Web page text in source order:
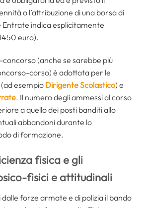
o l’attribuzione di una borsa di
Entrate indica esplicitamente
euro).
(anche se sarebbe più
corso) è adottata per le
esempio Dirigente Scolastico) e
. Il numero degli ammessi al corso
a quello dei posti banditi allo
abbandoni durante lo
di formazione.
fisica e gli
fisici e attitudinali
forze armate e di polizia il bando